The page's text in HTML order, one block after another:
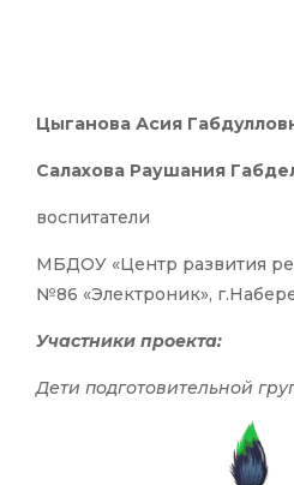
Цыганова Асия
Салахова Раушания
воспитатели
МБДОУ «Центр развития
№86 «Электроник»,
Участники проекта:
Дети подготовительной